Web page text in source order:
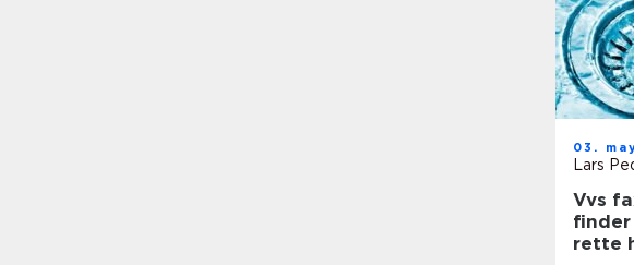
03.
Lars
Vvs faxe
finder
rette